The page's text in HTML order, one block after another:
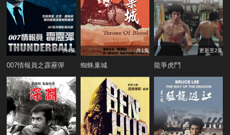
共1集
007情報員之霹靂彈
共1集
蜘蛛巢城
更新至2集
龍爭虎鬥